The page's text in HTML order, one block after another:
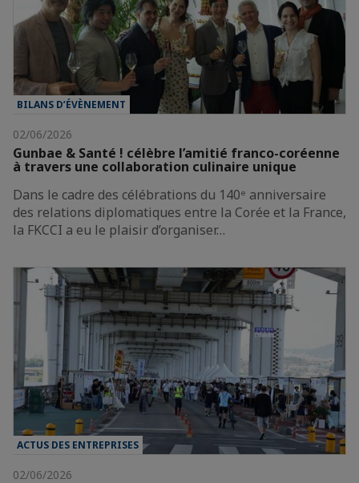
BILANS D’ÉVÈNEMENT
02/06/2026
Gunbae & Santé ! célèbre l’amitié franco-coréenne
à travers une collaboration culinaire unique
Dans le cadre des célébrations du 140ᵉ anniversaire
des relations diplomatiques entre la Corée et la France,
la FKCCI a eu le plaisir d’organiser…
ACTUS DES ENTREPRISES
02/06/2026